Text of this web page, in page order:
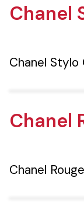
Chanel
Chanel
Chanel
Chanel